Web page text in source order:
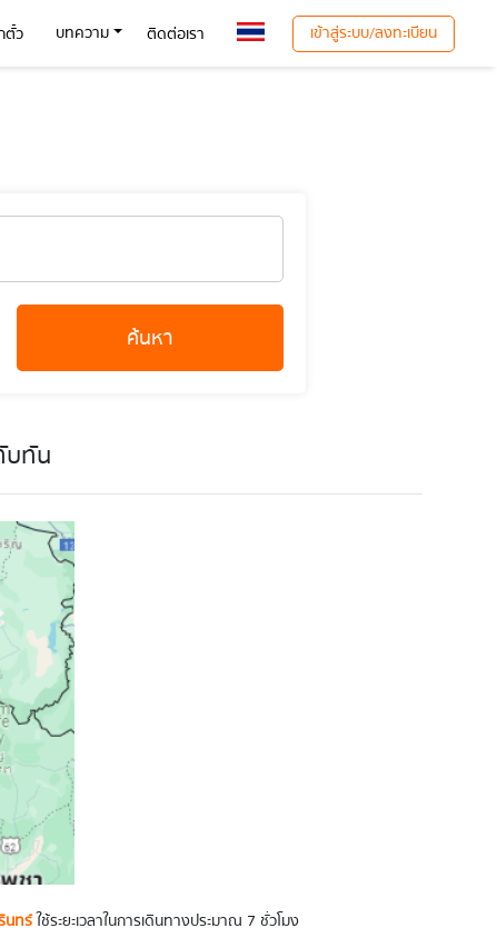
ตั๋ว บทความ ติดต่อเรา เข้าสู่ระบบ/ลงทะเบียน
ค้นหา
บทัน
นทร์ใช้ระยะเวลาในการเดินทางประมาณ 7 ชั่วโมง